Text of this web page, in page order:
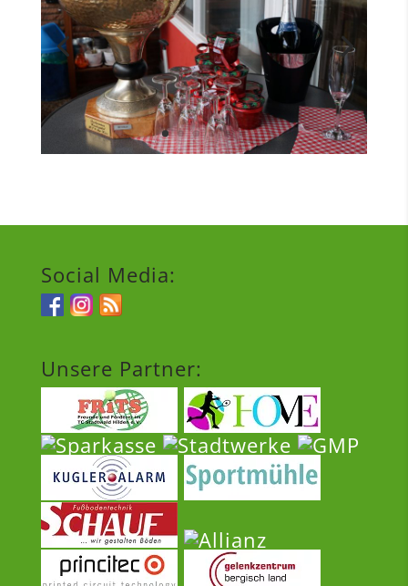
Social Media:
Unsere Partner: